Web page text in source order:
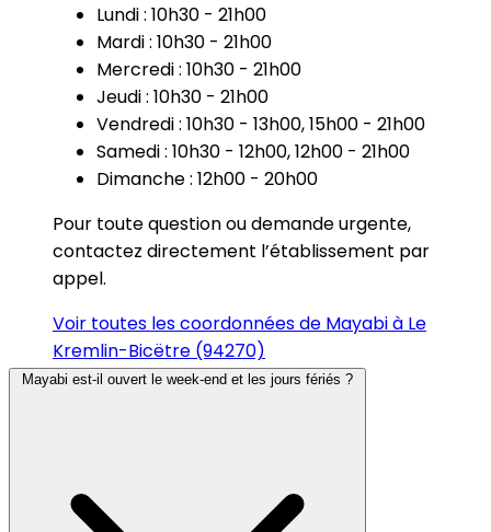
Lundi : 10h30 - 21h00
Mardi : 10h30 - 21h00
Mercredi : 10h30 - 21h00
Jeudi : 10h30 - 21h00
Vendredi : 10h30 - 13h00, 15h00 - 21h00
Samedi : 10h30 - 12h00, 12h00 - 21h00
Dimanche : 12h00 - 20h00
Pour toute question ou demande urgente,
contactez directement l’établissement par
appel.
Voir toutes les coordonnées de Mayabi à Le
Kremlin-Bicëtre (94270)
Mayabi est-il ouvert le week-end et les jours fériés ?